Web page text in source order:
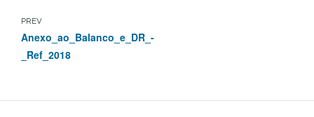
PREV
Anexo_ao_Balanco_e_DR_-
_Ref_2018